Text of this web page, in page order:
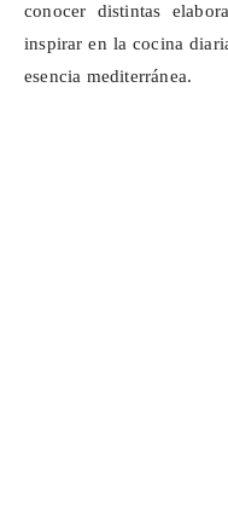
conocer distintas
inspirar en la cocina
esencia mediterránea.